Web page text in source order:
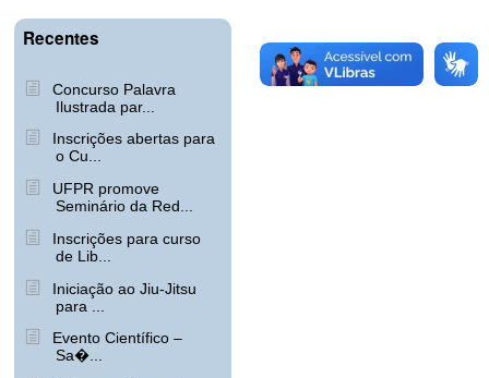
Recentes
Concurso Palavra
Ilustrada par...
Inscrições abertas para
o Cu...
UFPR promove
Seminário da Red...
Inscrições para curso
de Lib...
Iniciação ao Jiu-Jitsu
para ...
Evento Científico –
Sa�...